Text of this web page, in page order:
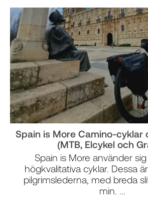
Spain is More Camino-cyklar
(MTB, Elcykel och
Spain is More använder
högkvalitativa cyklar. Dessa
pilgrimslederna, med breda
min. ...